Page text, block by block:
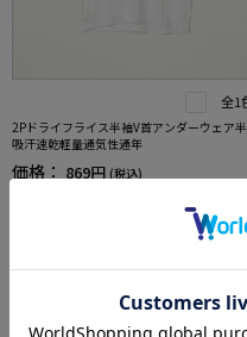
全1
2Pドライフライス半袖V首アンダーウェア
吸汗速乾軽量通気性通年
価格： 869円 (税込)